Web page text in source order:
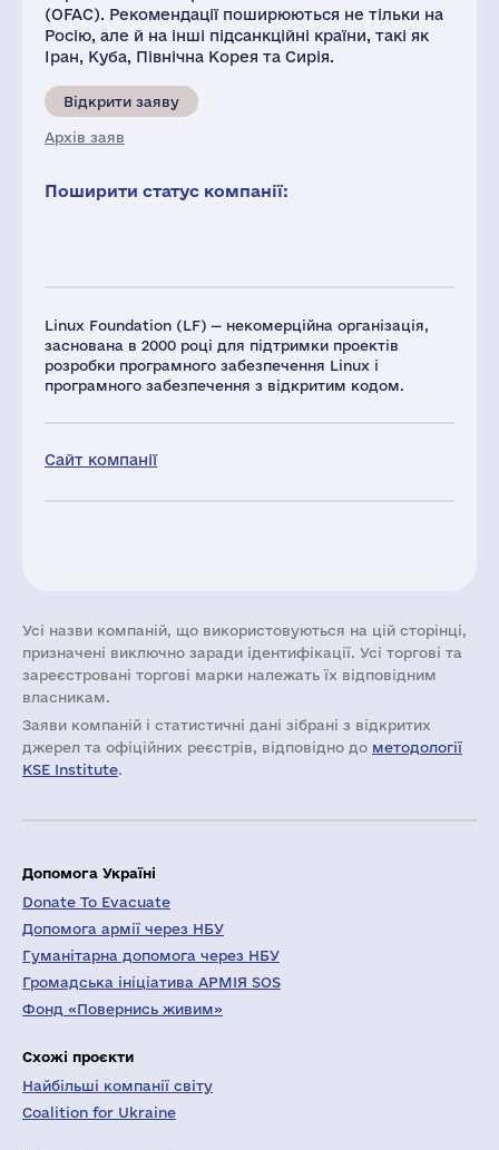
Linux Foundation (LF) — некомерційна організація,
заснована в 2000 році для підтримки проектів
розробки програмного забезпечення Linux і
програмного забезпечення з відкритим кодом.
Сайт компанії
(OFAC). Рекомендації поширюються не тільки на
Росію, але й на інші підсанкційні країни, такі як
Іран, Куба, Північна Корея та Сирія.
Відкрити заяву
Архів заяв
Поширити статус компанії:
Усі назви компаній, що використовуються на цій сторінці,
призначені виключно заради ідентифікації. Усі торгові та
зареєстровані торгові марки належать їх відповідним
власникам.
Заяви компаній i статистичні дані зібрані з відкритих
джерел та офіційних реєстрів, відповідно до методології
KSE Institute.
Допомога Україні
Donate To Evacuate
Допомога армії через НБУ
Гуманітарна допомога через НБУ
Громадська ініціатива АРМІЯ SOS
Фонд «Повернись живим»
Схожі проєкти
Найбільші компанії світу
Coalition for Ukraine